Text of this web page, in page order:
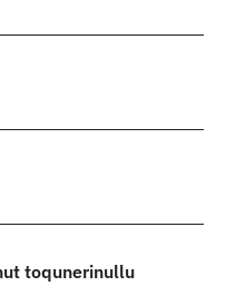
toqunerinullu